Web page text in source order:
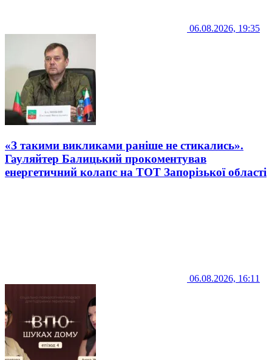
06.08.2026, 19:35
«З такими викликами раніше не стикались».
Гауляйтер Балицький прокоментував
енергетичний колапс на ТОТ Запорізької області
06.08.2026, 16:11